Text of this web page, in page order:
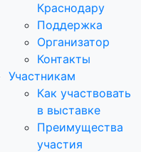
Краснодару
Поддержка
Организатор
Контакты
Участникам
Как участвовать
в выставке
Преимущества
участия